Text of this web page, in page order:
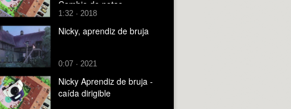
Cambio de notas
1:32 · 2018
Nicky, aprendiz de bruja
0:07 · 2021
Nicky Aprendiz de bruja -
caída dirigible